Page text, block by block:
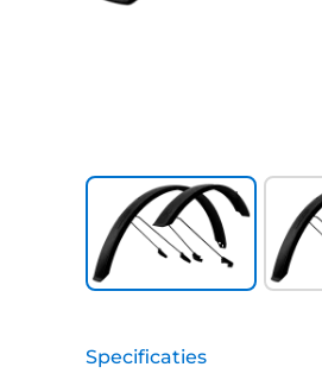
Specificaties